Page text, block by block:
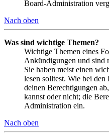
Board-Administration
Nach oben
Was sind wichtige Themen?
Wichtige Themen eines
Ankündigungen und sind
Sie haben meist einen
lesen solltest. Wie bei
deinen Berechtigungen
kannst oder nicht; die
Administration ein.
Nach oben